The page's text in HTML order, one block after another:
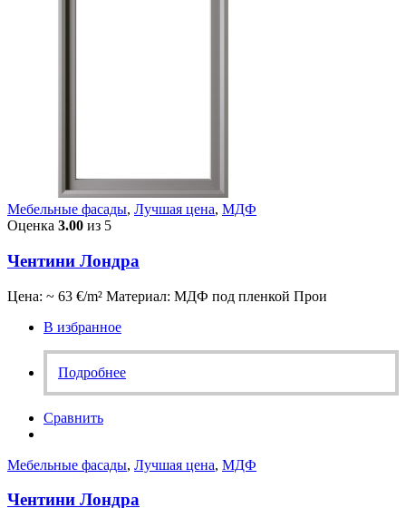
Мебельные фасады, Лучшая цена, МДФ
Оценка 3.00 из 5
Чентини Лондра
Цена: ~ 63 €/m² Материал: МДФ под пленкой Прои
В избранное
Подробнее
Сравнить
Мебельные фасады, Лучшая цена, МДФ
Чентини Лондра